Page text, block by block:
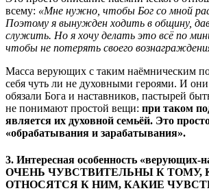
всему: «Мне нужно, чтобы Бог со мной
Поэтому я вынужден ходить в общину,
служить. Но я хочу делать это всё по
чтобы не потерять своего
Масса верующих с таким наёмническим
себя чуть ли не духовными героями. И
обязали Бога и наставников, пастырей
не понимают простой вещи: при таком
является их духовной семьёй. Это
«обрабатывания и зарабатывания».
3. Интересная особенность «верующих-
ОЧЕНЬ ЧУВСТВИТЕЛЬНЫ К ТОМУ,
ОТНОСЯТСЯ К НИМ, КАКИЕ